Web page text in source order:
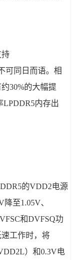
持
可同日而语。相
30%的大幅提
LPDDR5内存出
的VDD2电源
至1.05V、
和DVFSQ功
工作时，将
）和0.3V电